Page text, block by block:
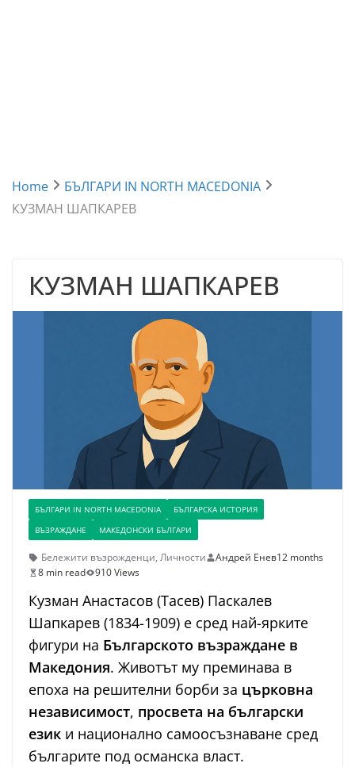
Home
БЪЛГАРИ IN NORTH MACEDONIA
КУЗМАН ШАПКАРЕВ
КУЗМАН ШАПКАРЕВ
БЪЛГАРИ IN NORTH MACEDONIA
БЪЛГАРСКА ИСТОРИЯ
ВЪЗРАЖДАНЕ
МАКЕДОНСКИ БЪЛГАРИ
Бележити възрожденци, Личности Андрей Енев12 months
8 min read
910 Views
Кузман Анастасов (Тасев) Паскалев
Шапкарев (1834-1909) е сред най-ярките
фигури на Българското възраждане в
Македония. Животът му преминава в
епоха на решителни борби за църковна
независимост, просвета на български
език и национално самоосъзнаване сред
българите под османска власт.